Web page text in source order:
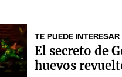
TE PUEDE INTERESAR
El secreto de
huevos